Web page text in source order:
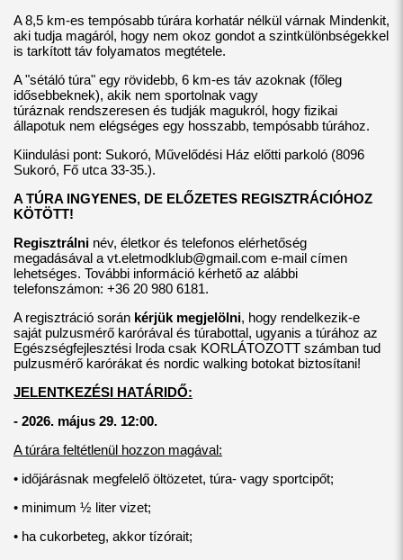
A 8,5 km-es tempósabb túrára korhatár nélkül várnak Mindenkit,
aki tudja magáról, hogy nem okoz gondot a szintkülönbségekkel
is tarkított táv folyamatos megtétele.
A "sétáló túra" egy rövidebb, 6 km-es táv azoknak (főleg
idősebbeknek), akik nem sportolnak vagy
túráznak rendszeresen és tudják magukról, hogy fizikai
állapotuk nem elégséges egy hosszabb, tempósabb túrához.
Kiindulási pont: Sukoró, Művelődési Ház előtti parkoló (8096
Sukoró, Fő utca 33-35.).
A TÚRA INGYENES, DE ELŐZETES REGISZTRÁCIÓHOZ
KÖTÖTT!
Regisztrálni név, életkor és telefonos elérhetőség
megadásával a vt.eletmodklub@gmail.com e-mail címen
lehetséges. További információ kérhető az alábbi
telefonszámon: +36 20 980 6181.
A regisztráció során kérjük megjelölni, hogy rendelkezik-e
saját pulzusmérő karórával és túrabottal, ugyanis a túrához az
Egészségfejlesztési Iroda csak KORLÁTOZOTT számban tud
pulzusmérő karórákat és nordic walking botokat biztosítani!
JELENTKEZÉSI HATÁRIDŐ:
- 2026. május 29. 12:00.
A túrára feltétlenül hozzon magával:
• időjárásnak megfelelő öltözetet, túra- vagy sportcipőt;
• minimum ½ liter vizet;
• ha cukorbeteg, akkor tízórait;